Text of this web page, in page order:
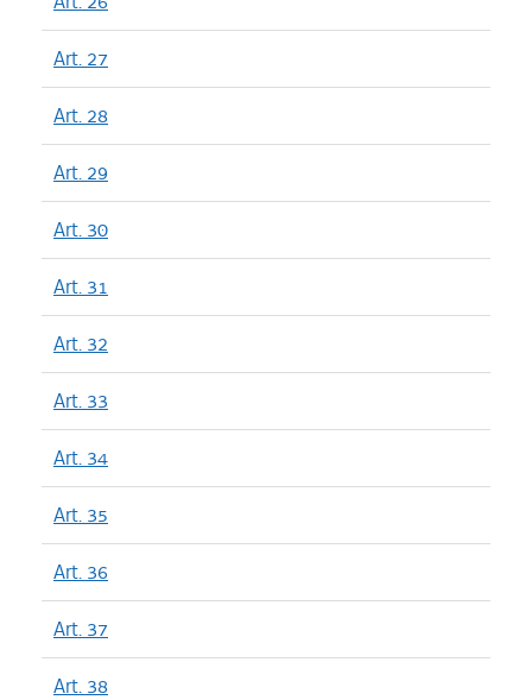
Art. 27
Art. 28
Art. 29
Art. 30
Art. 31
Art. 32
Art. 33
Art. 34
Art. 35
Art. 36
Art. 37
Art. 38